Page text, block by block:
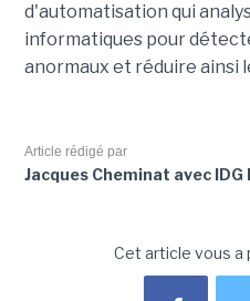
d'automatisation qui
informatiques pour
anormaux et réduire ainsi
Article rédigé par
Jacques Cheminat avec IDG
Cet article vous a